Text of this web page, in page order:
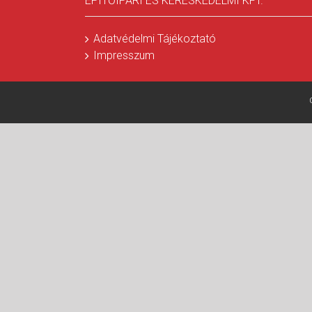
Adatvédelmi Tájékoztató
Impresszum